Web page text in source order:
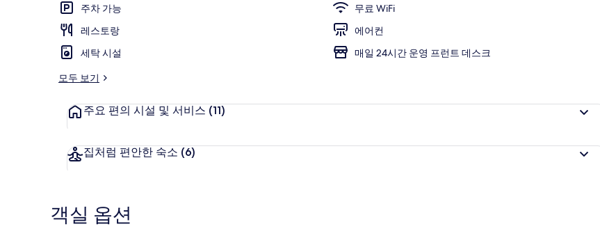
주차 가능
무료 WiFi
레스토랑
에어컨
세탁 시설
매일 24시간 운영 프런트 데스크
모두 보기
주요 편의 시설 및 서비스 (11)
집처럼 편안한 숙소 (6)
객실 옵션